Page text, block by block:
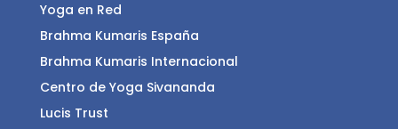
Yoga en Red
Brahma Kumaris España
Brahma Kumaris Internacional
Centro de Yoga Sivananda
Lucis Trust